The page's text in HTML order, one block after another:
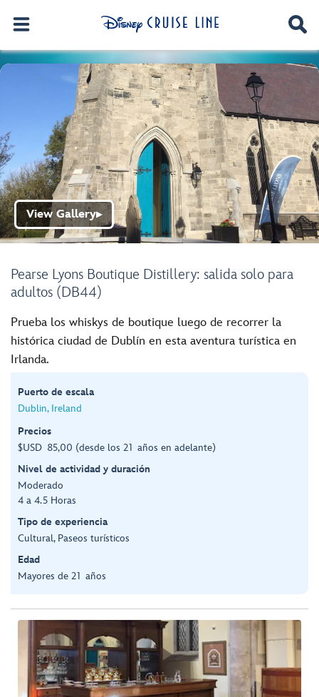
Pearse Lyons Boutique Distillery: salida solo para
adultos (DB44)
View Gallery▶
Prueba los whiskys de boutique luego de recorrer la
histórica ciudad de Dublín en esta aventura turística en
Irlanda.
Puerto de escala
Dublin, Ireland
Precios
$USD 85,00 (desde los 21 años en adelante)
Nivel de actividad y duración
Moderado
4 a 4.5 Horas
Tipo de experiencia
Cultural, Paseos turísticos
Edad
Mayores de 21 años